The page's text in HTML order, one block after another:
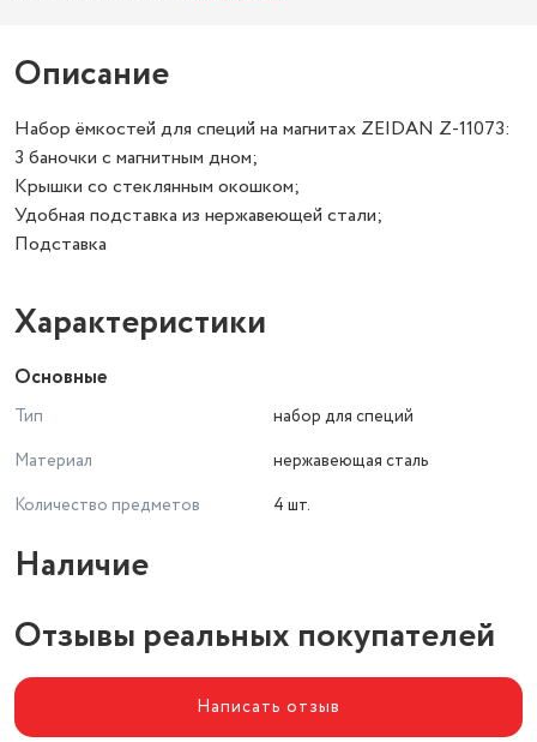
Описание
Набор ёмкостей для специй на магнитах ZEIDAN Z-11073:
3 баночки с магнитным дном;
Крышки со стеклянным окошком;
Удобная подставка из нержавеющей стали;
Подставка
Характеристики
Основные
Тип
набор для специй
Материал
нержавеющая сталь
Количество предметов
4 шт.
Наличие
Отзывы реальных покупателей
Написать отзыв